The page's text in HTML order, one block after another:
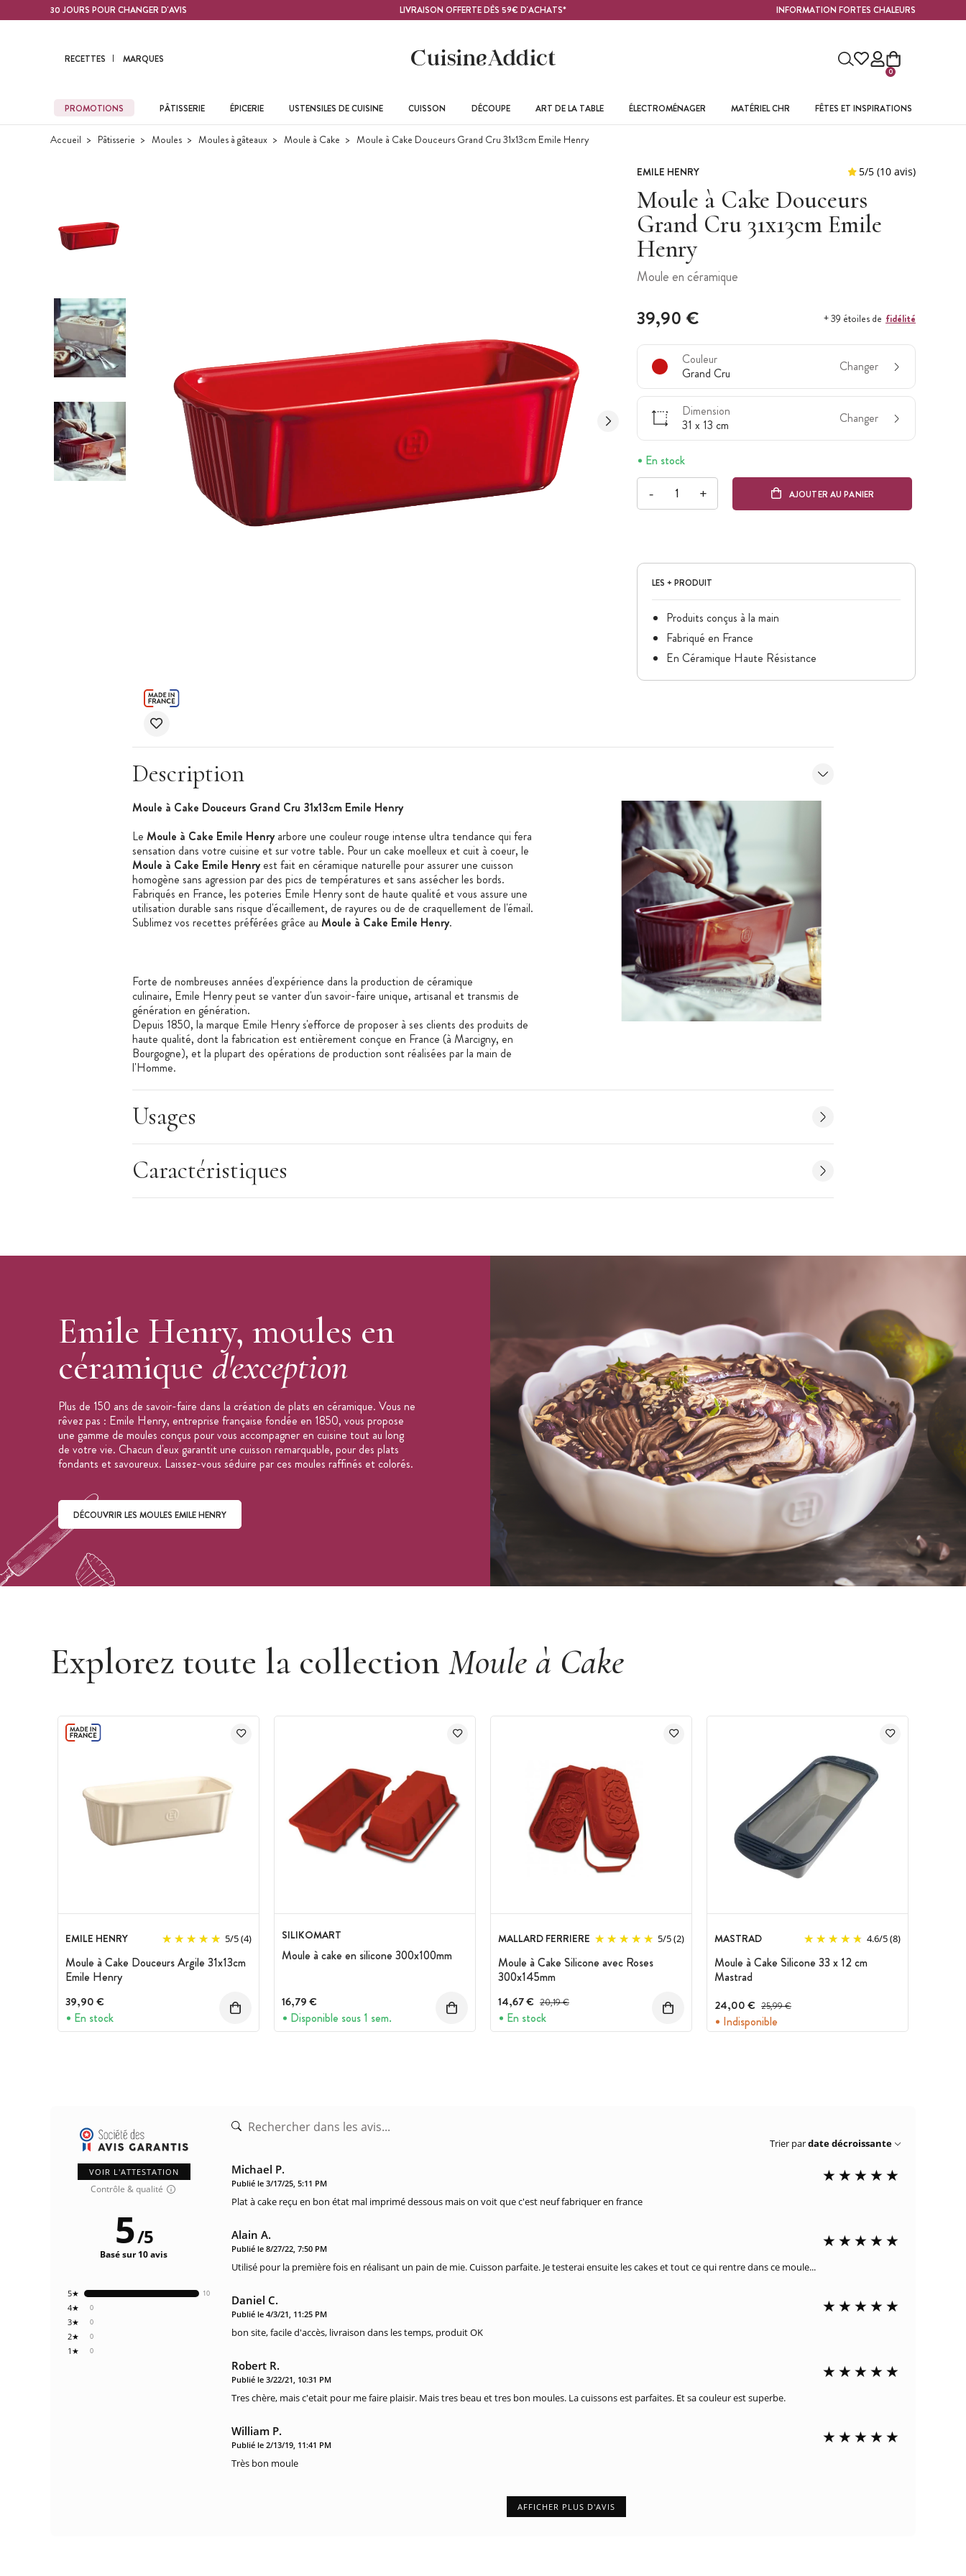
Contenu principal30 JOURS POUR CHANGER D'AVIS LIVRAISON OFFERTE DÈS 59€ D'ACHATS* INFORMATION FORTES CHALEURS
RECETTES MARQUES
0
PROMOTIONS PÂTISSERIE ÉPICERIE USTENSILES DE CUISINE CUISSON DÉCOUPE ART DE LA TABLE ÉLECTROMÉNAGER MATÉRIEL CHR FÊTES ET INSPIRATIONS
Accueil Pâtisserie Moules Moules à gâteaux Moule à Cake Moule à Cake Douceurs Grand Cru 31x13cm Emile Henry
EMILE HENRY
Moule à Cake Douceurs
Grand Cru 31x13cm Emile
Henry
Moule en céramique
39,90 € + 39 étoiles de fidélité
Couleur
Grand Cru
Changer
Dimension
31 x 13 cm
Changer
En stock
- + AJOUTER AU PANIER
LES + PRODUIT
Produits conçus à la main
Fabriqué en France
En Céramique Haute Résistance
Description
Moule à Cake Douceurs Grand Cru 31x13cm Emile Henry
Le Moule à Cake Emile Henryarbore une couleur rouge intense ultra tendance qui fera
sensation dans votre cuisine et sur votre table. Pour un cake moelleux et cuit à coeur, le
Moule à Cake Emile Henryest fait en céramique naturelle pour assurer une cuisson
homogène sans agression par des pics de températures et sans assécher les bords.
Fabriqués en France, les poteries Emile Henry sont de haute qualité et vous assure une
utilisation durable sans risque d'écaillement, de rayures ou de de craquellement de l'émail.
Sublimez vos recettes préférées grâce au Moule à Cake Emile Henry.
Forte de nombreuses années d'expérience dans la production de céramique
culinaire, Emile Henry peut se vanter d'un savoir-faire unique, artisanal et transmis de
génération en génération.
Depuis 1850, la marque Emile Henry s'efforce de proposer à ses clients des produits de
haute qualité, dont la fabrication est entièrement conçue en France (à Marcigny, en
Bourgogne), et la plupart des opérations de production sont réalisées par la main de
l'Homme.
Usages
Caractéristiques
Emile Henry, moules en
céramique d'exception
Plus de 150 ans de savoir-faire dans la création de plats en céramique. Vous ne
rêvez pas : Emile Henry, entreprise française fondée en 1850, vous propose
une gamme de moules conçus pour vous accompagner en cuisine tout au long
de votre vie. Chacun d'eux garantit une cuisson remarquable, pour des plats
fondants et savoureux. Laissez-vous séduire par ces moules raffinés et colorés.
DÉCOUVRIR LES MOULES EMILE HENRY
Explorez toute la collection Moule à Cake
EMILE HENRY 5/5(4)
Moule à Cake Douceurs Argile 31x13cm
Emile Henry
39,90 €
En stock
SILIKOMART
Moule à cake en silicone 300x100mm
16,79 €
Disponible sous 1 sem.
MALLARD FERRIERE 5/5(2)
Moule à Cake Silicone avec Roses
300x145mm
14,67 € Prix avant réduction :
20,19 €
En stock
MASTRAD 4.6/5(8)
Moule à Cake Silicone 33 x 12 cm
Mastrad
24,00 € Prix avant réduction :
25,99 €
Indisponible
VOIR L'ATTESTATION
Contrôle & qualité
0
1★
0
2★
0
3★
0
4★
10
5★
5/5
Basé sur 10 avis
Trier pardate décroissante
Michael P.
Publié le 3/17/25, 5:11 PM
Plat à cake reçu en bon état mal imprimé dessous mais on voit que c'est neuf fabriquer en france
Alain A.
Publié le 8/27/22, 7:50 PM
Utilisé pour la première fois en réalisant un pain de mie. Cuisson parfaite. Je testerai ensuite les cakes et tout ce qui rentre dans ce moule...
Daniel C.
Publié le 4/3/21, 11:25 PM
bon site, facile d'accès, livraison dans les temps, produit OK
Robert R.
Publié le 3/22/21, 10:31 PM
Tres chère, mais c'etait pour me faire plaisir. Mais tres beau et tres bon moules. La cuissons est parfaites. Et sa couleur est superbe.
William P.
Publié le 2/13/19, 11:41 PM
Très bon moule
AFFICHER PLUS D'AVIS